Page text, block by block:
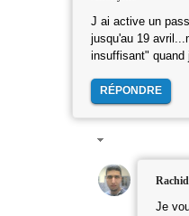
J ai active un
jusqu'au 19
insuffisant" quand
RÉPONDRE
Je